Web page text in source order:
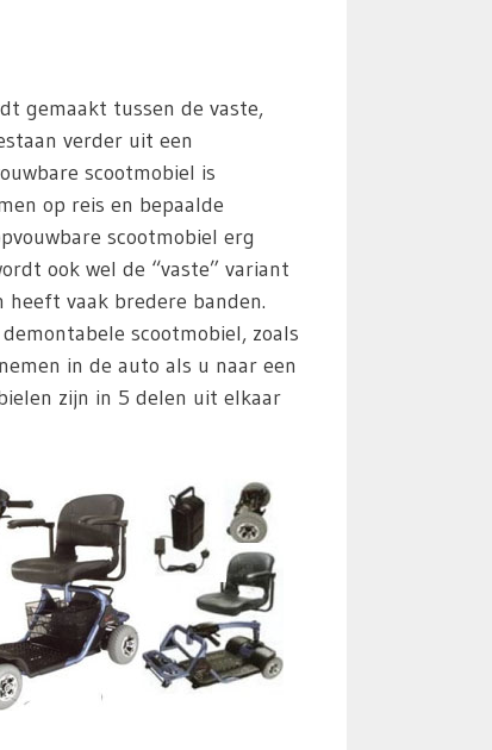
gemaakt tussen de vaste,
verder uit een
scootmobiel is
op reis en bepaalde
scootmobiel erg
ook wel de “vaste” variant
vaak bredere banden.
scootmobiel, zoals
in de auto als u naar een
zijn in 5 delen uit elkaar